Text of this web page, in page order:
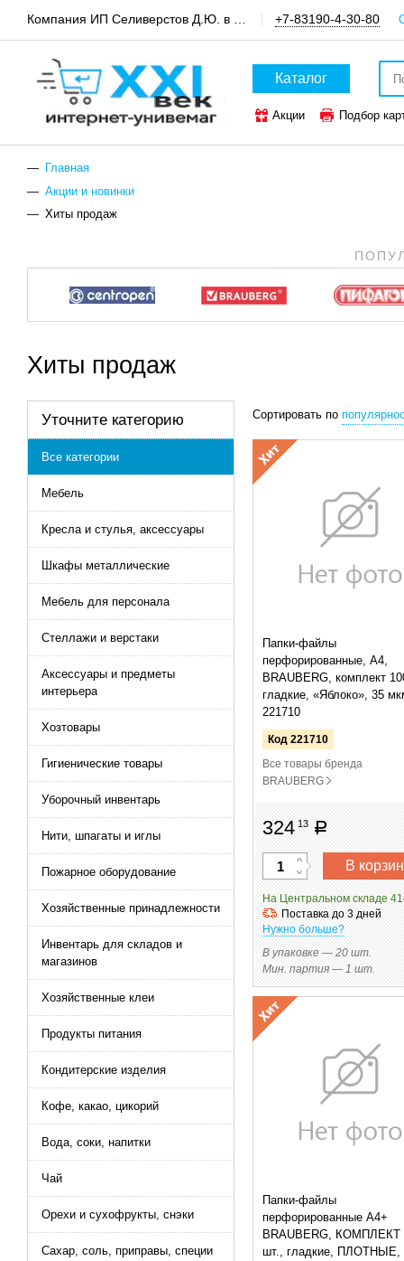
+7-83190-4-30-80
Каталог
Акции
Подбор
Главная
Акции и новинки
Хиты продаж
Хиты продаж
Сортировать по
Папки-файлы
перфорированные, А4,
BRAUBERG, комплект
гладкие, «Яблоко», 35
221710
Код 221710
Все товары бренда
BRAUBERG
324 13 руб
В
На Центральном складе
Поставка до 3 дней
Нужно больше?
В упаковке — 20 шт.
Мин. партия — 1 шт.
Папки-файлы
перфорированные А4+
BRAUBERG, КОМПЛЕКТ
шт., гладкие, ПЛОТНЫЕ,
Уточните категорию
Все категории
Мебель
Кресла и стулья, аксессуары
Шкафы металлические
Мебель для персонала
Стеллажи и верстаки
Аксессуары и предметы
интерьера
Хозтовары
Гигиенические товары
Уборочный инвентарь
Нити, шпагаты и иглы
Пожарное оборудование
Хозяйственные принадлежности
Инвентарь для складов и
магазинов
Хозяйственные клеи
Продукты питания
Кондитерские изделия
Кофе, какао, цикорий
Вода, соки, напитки
Чай
Орехи и сухофрукты, снэки
Сахар, соль, приправы, специи